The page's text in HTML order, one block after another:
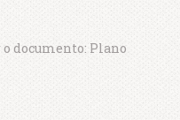
documento: Plano